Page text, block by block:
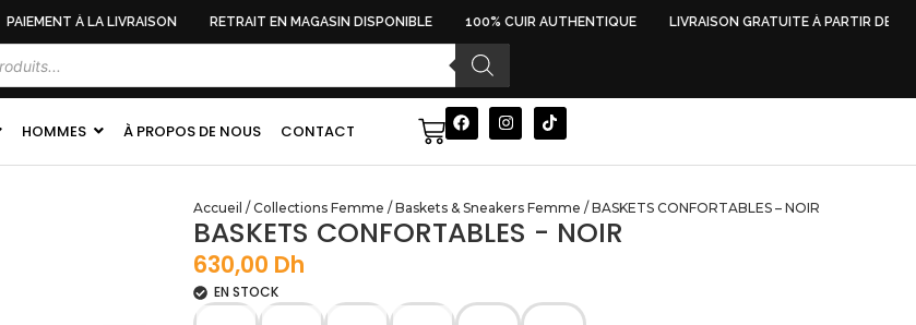
PAIEMENT À LA LIVRAISON RETRAIT EN MAGASIN DISPONIBLE 100% CUIR AUTHENTIQUE LIVRAISON GRATUITE À PARTIR DE 500
HOMMES À PROPOS DE NOUS CONTACT
Accueil / Collections Femme / Baskets & Sneakers Femme / BASKETS CONFORTABLES – NOIR
BASKETS CONFORTABLES - NOIR
630,00 Dh
EN STOCK